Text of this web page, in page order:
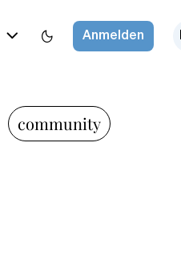
Anmelden
community